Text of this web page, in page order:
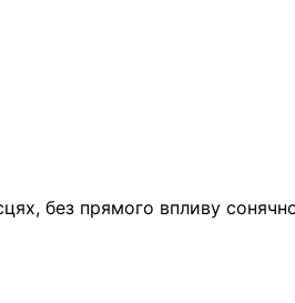
без прямого впливу